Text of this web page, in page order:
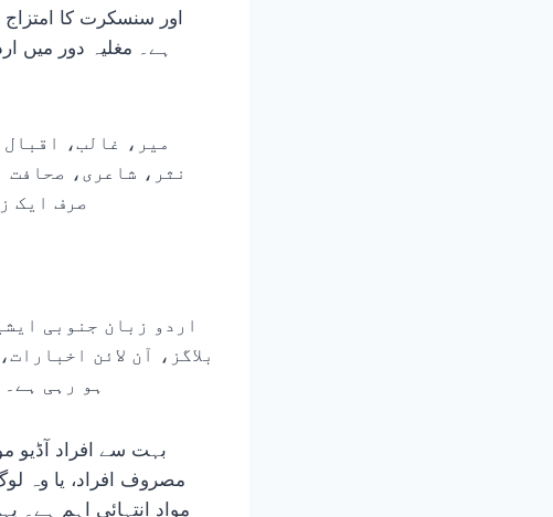
اور سنسکرت کا
ہے۔ مغلیہ دور میں
میر، غالب،
نثر، شاعری، صحافت
صرف ایک
اردو زبان جنوبی
بلاگز، آن لائن
ہو رہی
بہت سے افراد آڈیو
مصروف افراد، یا وہ
مواد انتہائی اہم ہے۔